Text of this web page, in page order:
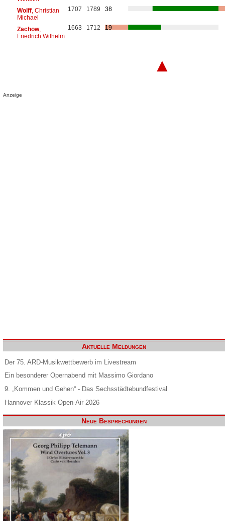
Wolff, Christian
Michael
1707 1789 38
Zachow,
Friedrich Wilhelm
1663 1712 19
▲
Anzeige
Aktuelle Meldungen
Der 75. ARD-Musikwettbewerb im Livestream
Ein besonderer Opernabend mit Massimo Giordano
9. „Kommen und Gehen“ - Das Sechsstädtebundfestival
Hannover Klassik Open-Air 2026
Neue Besprechungen